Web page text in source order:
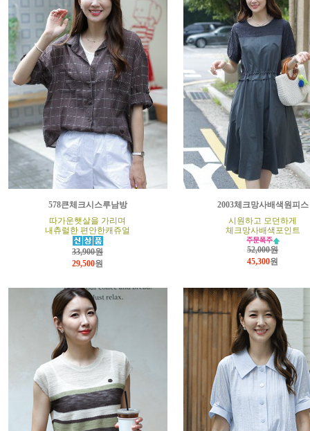
578큰체크시스루남방
따가운햇살을 가리며
내츄럴한 편안한캐쥬얼
33,900원
29,500원
2003체크망사배색원피스
시원하고 모던하게
체크망사배색포인트
52,000원
45,300원